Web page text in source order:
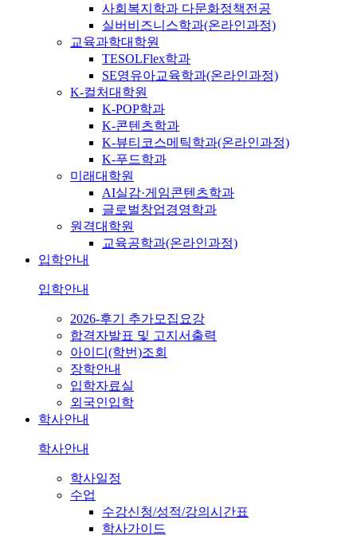
사회복지학과 다문화정책전공
실버비즈니스학과(온라인과정)
교육과학대학원
TESOLFlex학과
SE영유아교육학과(온라인과정)
K-컬처대학원
K-POP학과
K-콘텐츠학과
K-뷰티코스메틱학과(온라인과정)
K-푸드학과
미래대학원
AI실감·게임콘텐츠학과
글로벌창업경영학과
원격대학원
교육공학과(온라인과정)
입학안내
입학안내
2026-후기 추가모집요강
합격자발표 및 고지서출력
아이디(학번)조회
장학안내
입학자료실
외국인입학
학사안내
학사안내
학사일정
수업
수강신청/성적/강의시간표
학사가이드